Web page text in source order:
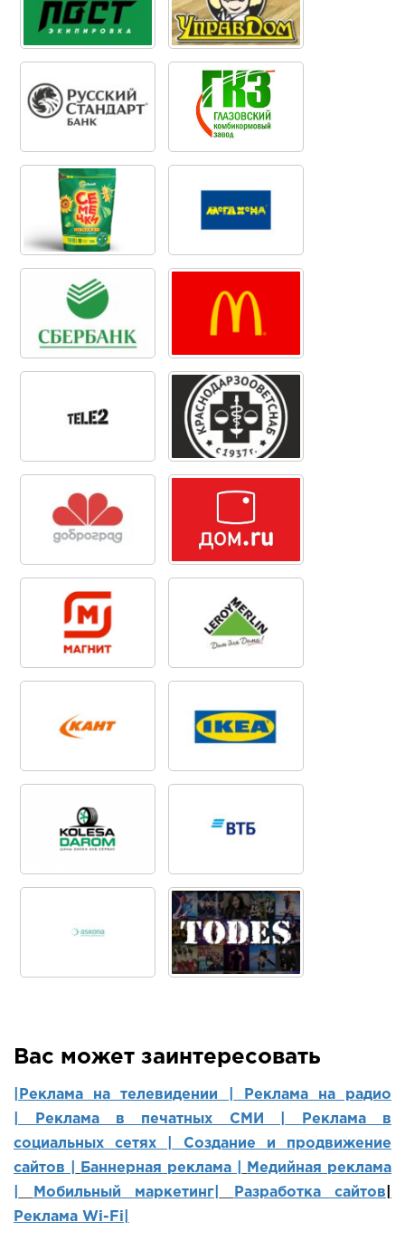
Вас может заинтересовать
|Реклама на телевидении |
Реклама на радио
Реклама в печатных СМИ |
Реклама в
социальных сетях | Создание и продвижение
сайтов
Баннерная реклама |
Медийная реклама
Мобильный маркетинг Разработка сайтов
Реклама Wi-Fi|